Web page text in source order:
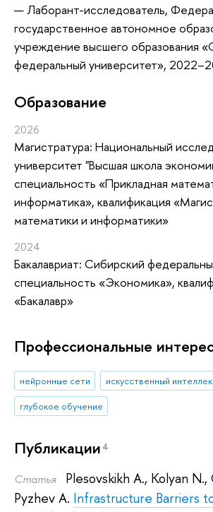
— Лаборант-исследователь,
государственное автономное
учреждение высшего образования
федеральный университет»,
Oбразование
2026
Магистратура: Национальный
университет "Высшая школа
специальность «Прикладная
информатика», квалификация
математики и информатики»
2024
Бакалавриат: Сибирский
специальность «Экономика»,
«Бакалавр»
Профессиональные
нейронные сети
искусственный
глубокое обучение
Публикации 4
Статья Plesovskikh A., Kolyan N.,
Pyzhev A. Infrastructure Barriers